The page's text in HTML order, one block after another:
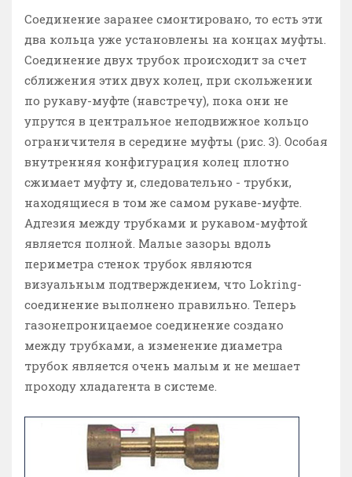
Соединение заранее смонтировано, то есть эти
два кольца уже установлены на концах муфты.
Соединение двух трубок происходит за счет
сближения этих двух колец, при скольжении
по рукаву-муфте (навстречу), пока они не
упрутся в центральное неподвижное кольцо
ограничителя в середине муфты (рис. 3). Особая
внутренняя конфигурация колец плотно
сжимает муфту и, следовательно - трубки,
находящиеся в том же самом рукаве-муфте.
Адгезия между трубками и рукавом-муфтой
является полной. Малые зазоры вдоль
периметра стенок трубок являются
визуальным подтверждением, что Lokring-
соединение выполнено правильно. Теперь
газонепроницаемое соединение создано
между трубками, а изменение диаметра
трубок является очень малым и не мешает
проходу хладагента в системе.